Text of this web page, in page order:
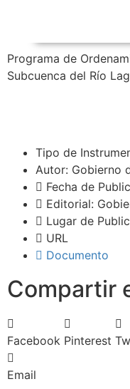
Programa de
Subcuenca del Río
Tipo de
Autor: Gobierno
Fecha de
Editorial:
Lugar de
URL
Documento
Compartir
Facebook Pinterest
Email